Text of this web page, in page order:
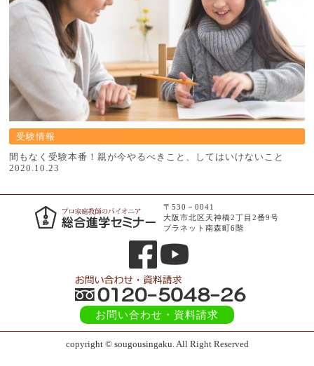
受験情報
間もなく受験本番！親が今やるべきこと、してはいけないこと
2020.10.23
〒530－0041
大阪市北区天神橋2丁目2番9号
プラネット南森町6階
お問い合わせ ・資料請求
copyright © sougousingaku. All Right Reserved